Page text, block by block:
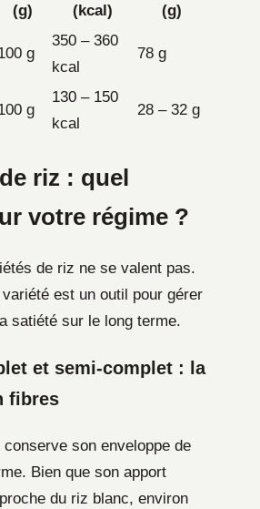
(g) (kcal)
(g)
g
350 – 360
kcal
78 g
g
130 – 150
kcal
28 – 32 g
riz : quel
votre régime ?
de riz ne se valent pas.
est un outil pour gérer
satiété sur le long terme.
et semi-complet : la
fibres
son enveloppe de
Bien que son apport
du riz blanc, environ